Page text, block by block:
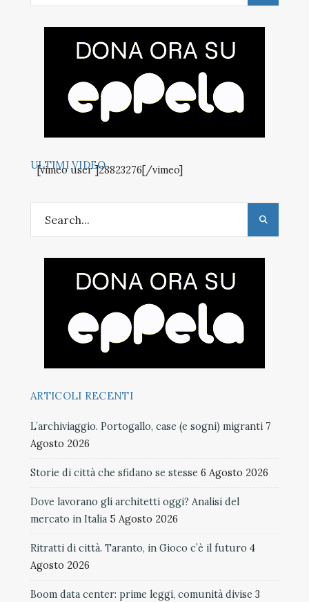
ULTIMI VIDEO
[vimeo user ]28823276[/vimeo]
ARTICOLI RECENTI
L’archiviaggio. Portogallo, case (e sogni) migranti 7
Agosto 2026
Storie di città che sfidano se stesse 6 Agosto 2026
Dove lavorano gli architetti oggi? Analisi del
mercato in Italia 5 Agosto 2026
Ritratti di città. Taranto, in Gioco c’è il futuro 4
Agosto 2026
Boom data center: prime leggi, comunità divise 3